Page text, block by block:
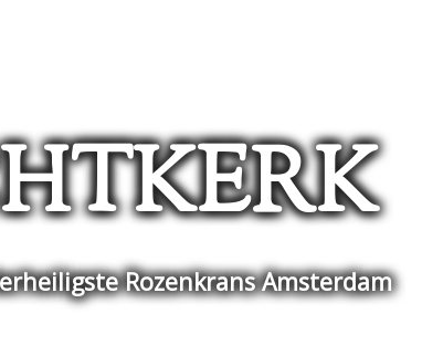
Rozenkrans Amsterdam